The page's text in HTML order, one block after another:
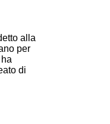
alla
per
di